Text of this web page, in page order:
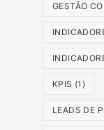
GESTÃO
KPIS (1)
LEADS DE